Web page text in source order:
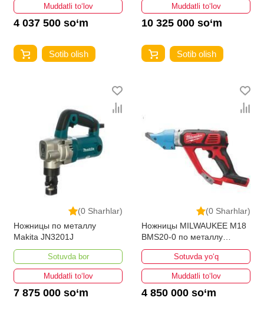
Muddatli to‘lov
4 037 500 so‘m
Sotib olish
Muddatli to‘lov
10 325 000 so‘m
Sotib olish
(0 Sharhlar)
Ножницы по металлу
Makita JN3201J
Sotuvda bor
Muddatli to‘lov
7 875 000 so‘m
(0 Sharhlar)
Ножницы MILWAUKEE M18
BMS20-0 по металлу
4933447935
Sotuvda yo‘q
Muddatli to‘lov
4 850 000 so‘m